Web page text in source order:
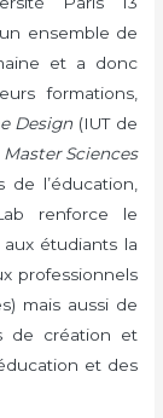
ensemble de
et a donc
formations,
Design (IUT de
Master Sciences
l’éducation,
renforce le
étudiants la
professionnels
mais aussi de
de création et
et des